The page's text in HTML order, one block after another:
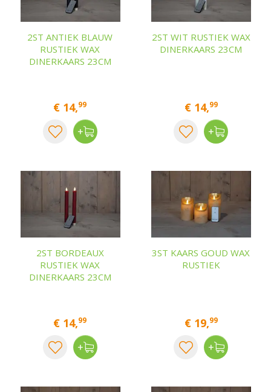
2ST ANTIEK BLAUW
RUSTIEK WAX
DINERKAARS 23CM
€ 14,99
2ST WIT RUSTIEK WAX
DINERKAARS 23CM
€ 14,99
2ST BORDEAUX
RUSTIEK WAX
DINERKAARS 23CM
€ 14,99
3ST KAARS GOUD WAX
RUSTIEK
€ 19,99